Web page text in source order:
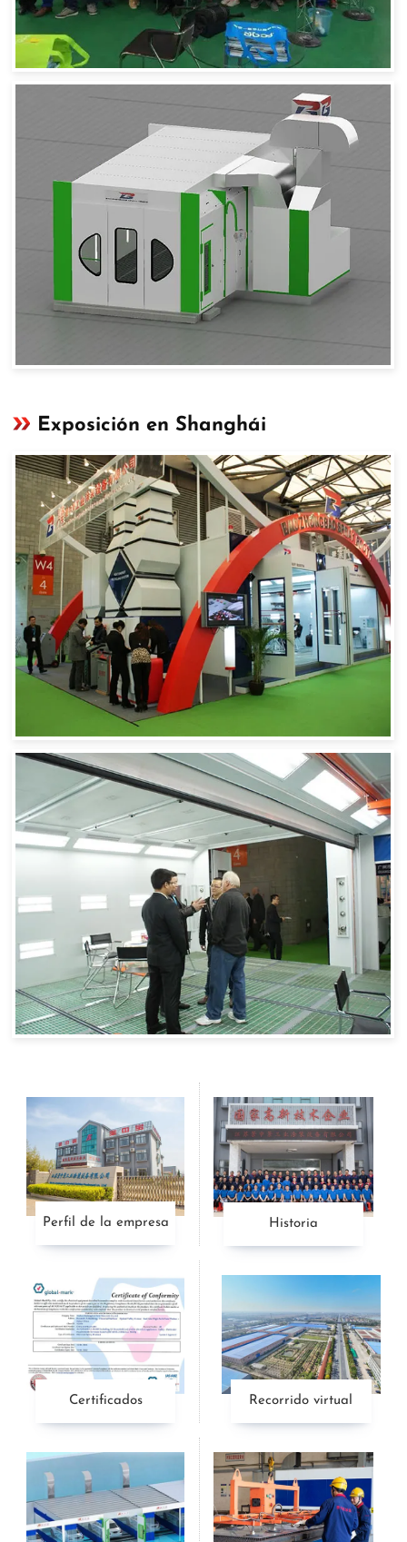
Exposición en Shanghái
Perfil de la empresa Historia
Certificados Recorrido virtual